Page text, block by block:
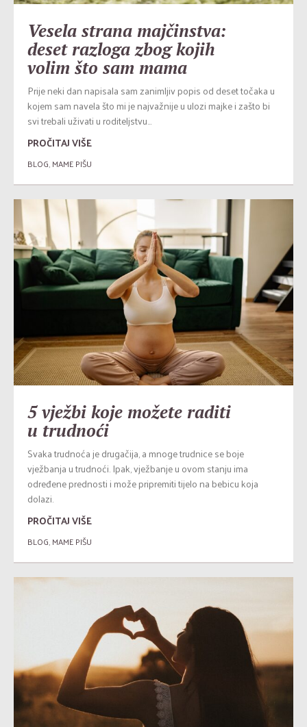
Vesela strana majčinstva:
deset razloga zbog kojih
volim što sam mama
Prije neki dan napisala sam zanimljiv popis od deset točaka u
kojem sam navela što mi je najvažnije u ulozi majke i zašto bi
svi trebali uživati u roditeljstvu...
PROČITAJ VIŠE
BLOG,MAME PIŠU
5 vježbi koje možete raditi
u trudnoći
Svaka trudnoća je drugačija, a mnoge trudnice se boje
vježbanja u trudnoći. Ipak, vježbanje u ovom stanju ima
određene prednosti i može pripremiti tijelo na bebicu koja
dolazi.
PROČITAJ VIŠE
BLOG,MAME PIŠU